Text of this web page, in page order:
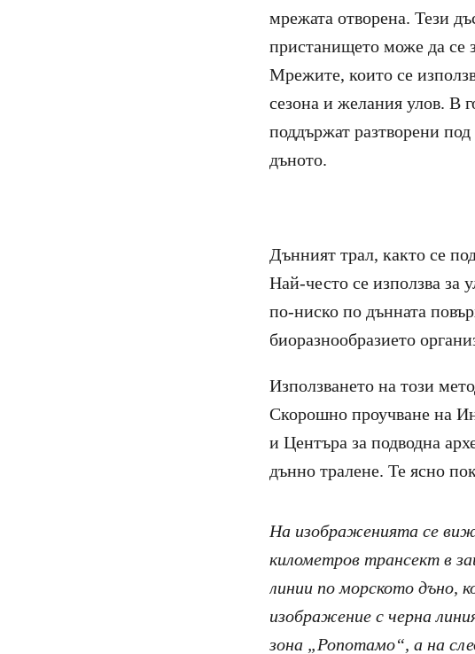
мрежата отворена. Тези
пристанището може да се
Мрежите, които се
сезона и желания улов. В
поддържат разтворени под
дъното.
Дънният трал, както се
Най-често се използва за
по-ниско по дънната
биоразнообразието
Използването на този
Скорошно проучване на
и Центъра за подводна
дънно тралене. Те ясно
На изображенията се
километров трансект в
линии по морското дъно,
изображение с черна
зона „Ропотамо“, а на